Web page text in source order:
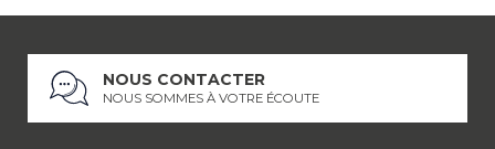
NOUS CONTACTER
NOUS SOMMES À VOTRE ÉCOUTE